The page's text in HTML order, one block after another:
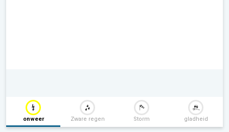
onweer Zware regen Storm gladheid